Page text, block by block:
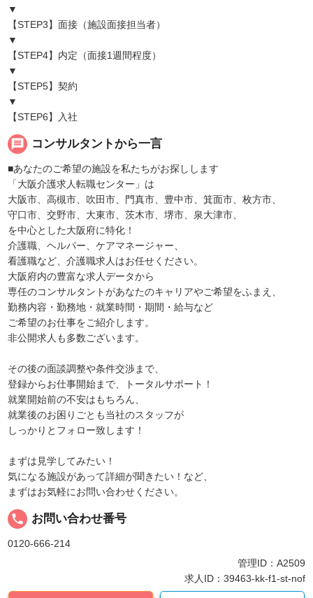
▼
【STEP3】面接（施設面接担当者）
▼
【STEP4】内定（面接1週間程度）
▼
【STEP5】契約
▼
【STEP6】入社
message コンサルタントから一言
■あなたのご希望の施設を私たちがお探しします
「大阪介護求人転職センター」は
大阪市、高槻市、吹田市、門真市、豊中市、箕面市、枚方市、
守口市、交野市、大東市、茨木市、堺市、泉大津市、
を中心とした大阪府に特化！
介護職、ヘルパー、ケアマネージャー、
看護職など、介護職求人はお任せください。
大阪府内の豊富な求人データから
専任のコンサルタントがあなたのキャリアやご希望をふまえ、
勤務内容・勤務地・就業時間・期間・給与など
ご希望のお仕事をご紹介します。
非公開求人も多数ございます。
その後の面談調整や条件交渉まで、
登録からお仕事開始まで、トータルサポート！
就業開始前の不安はもちろん、
就業後のお困りごとも当社のスタッフが
しっかりとフォロー致します！
まずは見学してみたい！
気になる施設があって詳細が聞きたい！など、
まずはお気軽にお問い合わせください。
local_phone お問い合わせ番号
0120-666-214
管理ID：A2509
求人ID：39463-kk-f1-st-nof